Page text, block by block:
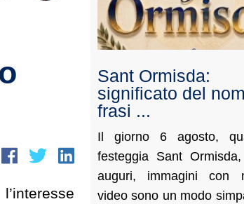
Sant Ormisda:
significato del
frasi ...
Il giorno 6 agosto,
festeggia Sant
auguri, immagini con
video sono un modo